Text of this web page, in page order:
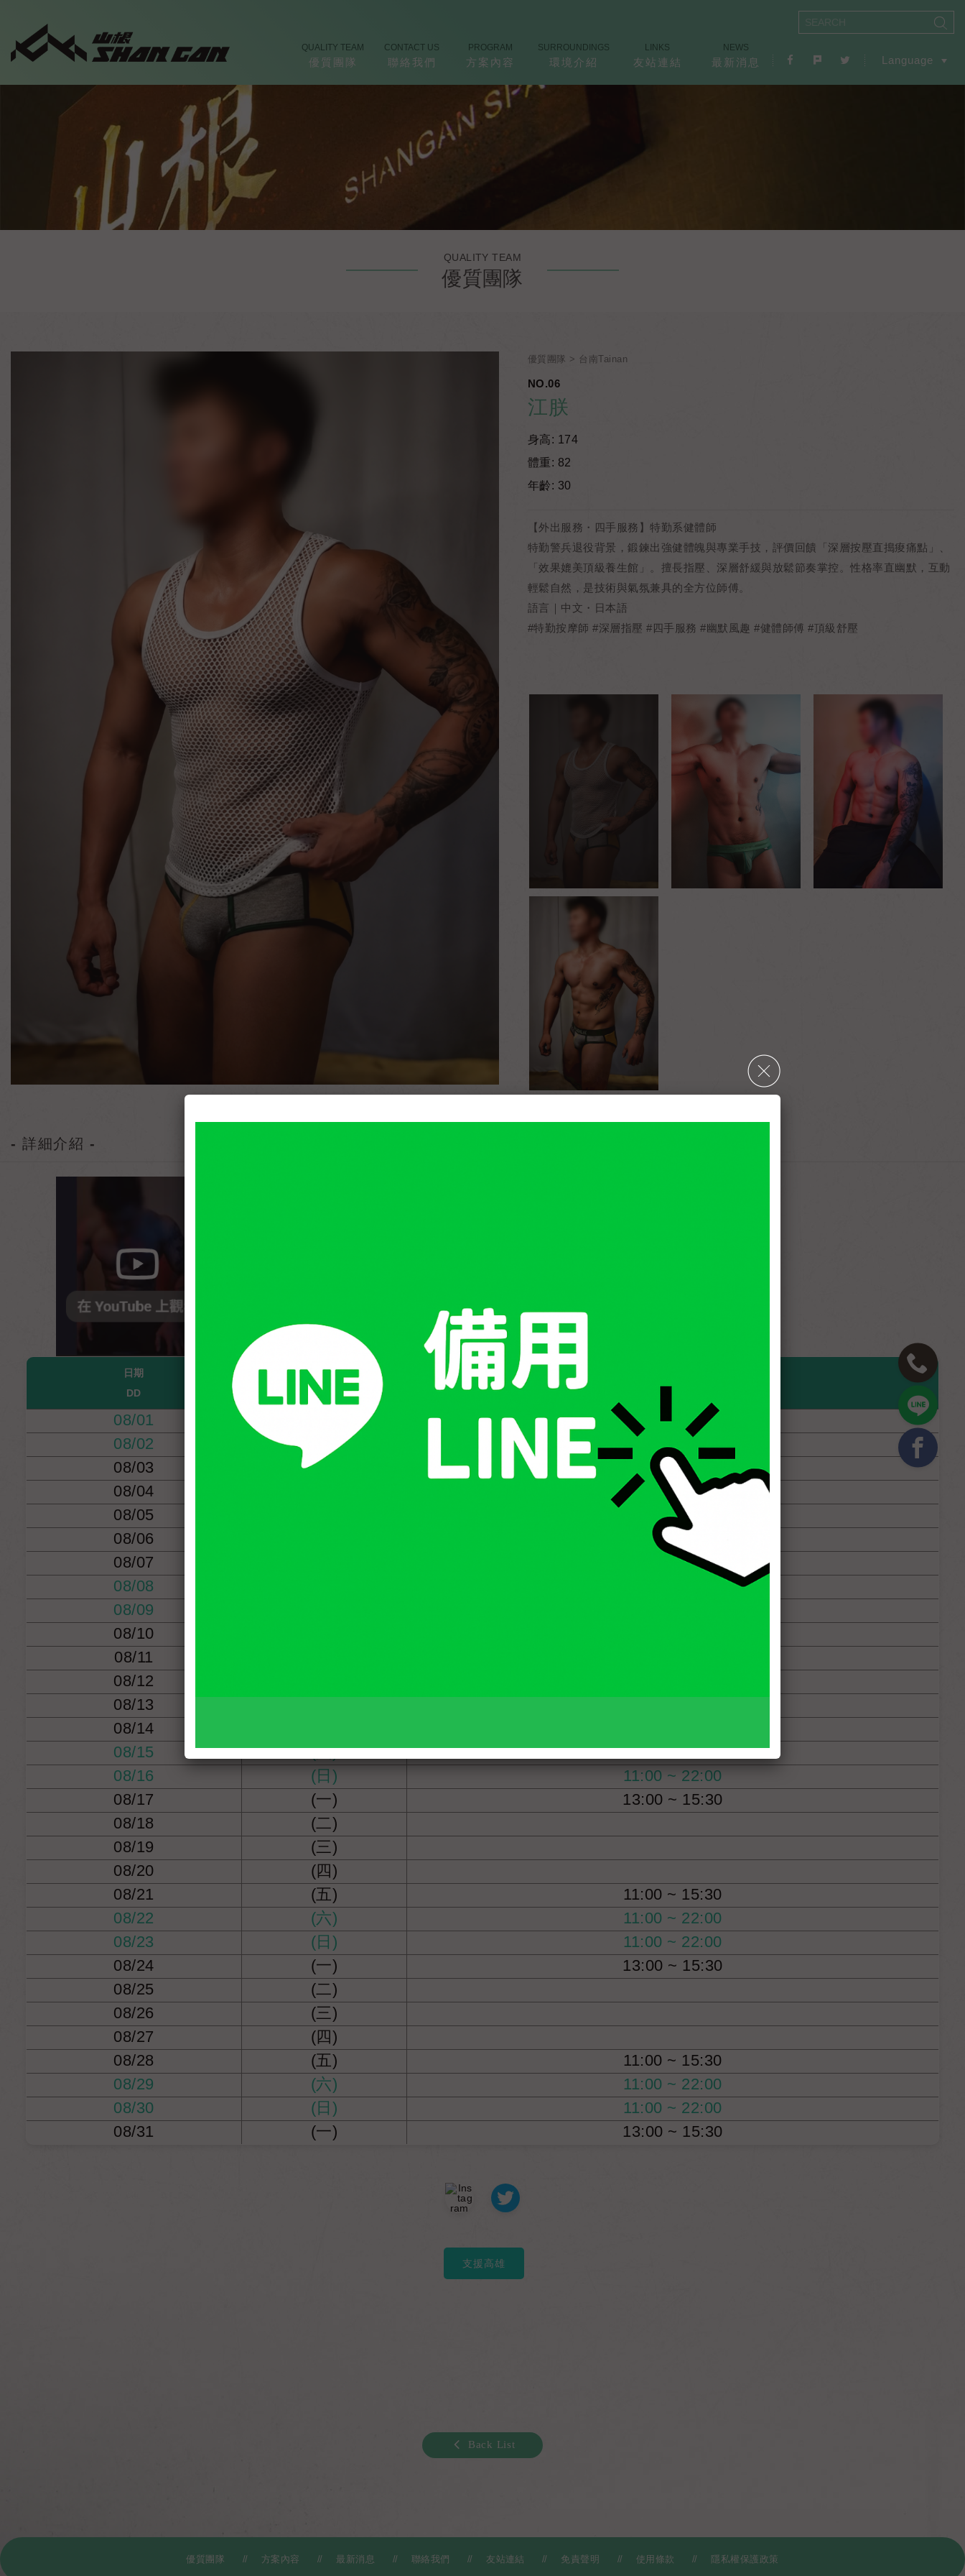
QUALITY TEAM
優質團隊
CONTACT US
聯絡我們
PROGRAM
方案內容
SURROUNDINGS
環境介紹
LINKS
友站連結
NEWS
最新消息 Language
QUALITY TEAM
優質團隊
優質團隊 台南Tainan
NO.06
江朕
身高: 174
體重: 82
年齡: 30
【外出服務・四手服務】特勤系健體師
特勤警兵退役背景，鍛鍊出強健體魄與專業手技，評價回饋「深層按壓直搗痠痛點」、
「效果媲美頂級養生館」。擅長指壓、深層舒緩與放鬆節奏掌控。性格率直幽默，互動
輕鬆自然，是技術與氣氛兼具的全方位師傅。
語言｜中文・日本語
#特勤按摩師 #深層指壓 #四手服務 #幽默風趣 #健體師傅 #頂級舒壓
- 詳細介紹 -
日期
DD
星期
WD
08/01
11:00 ~ 22:00
08/02
(日)
11:00 ~ 22:00
08/03
(一)
13:00 ~ 15:30
08/04
08/05
08/06
08/07
11:00 ~ 15:30
08/08
08/09
08/10
08/11
08/12
08/13
08/14
08/15
(六)
11:00 ~ 22:00
08/16
(日)
11:00 ~ 22:00
08/17
(一)
13:00 ~ 15:30
08/18
(二)
08/19
(三)
08/20
(四)
08/21
(五)
11:00 ~ 15:30
08/22
(六)
11:00 ~ 22:00
08/23
(日)
11:00 ~ 22:00
08/24
(一)
13:00 ~ 15:30
08/25
(二)
08/26
(三)
08/27
(四)
08/28
(五)
11:00 ~ 15:30
08/29
(六)
11:00 ~ 22:00
08/30
(日)
11:00 ~ 22:00
08/31
(一) 13:00 ~ 15:30
支援高雄
Back List
優質團隊 方案內容 最新消息 聯絡我們 友站連結 免責聲明 使用條款 隱私權保護政策